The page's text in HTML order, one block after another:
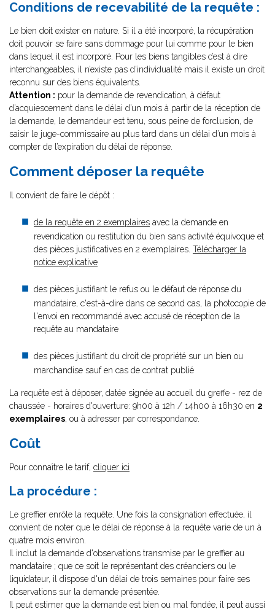
Conditions de recevabilité de la requête :
Le bien doit exister en nature. Si il a été incorporé, la récupération
doit pouvoir se faire sans dommage pour lui comme pour le bien
dans lequel il est incorporé. Pour les biens tangibles c’est à dire
interchangeables, il n’existe pas d’individualité mais il existe un droit
reconnu sur des biens équivalents.
Attention : pour la demande de revendication, à défaut
d’acquiescement dans le délai d’un mois à partir de la réception de
la demande, le demandeur est tenu, sous peine de forclusion, de
saisir le juge-commissaire au plus tard dans un délai d’un mois à
compter de l’expiration du délai de réponse.
Comment déposer la requête
Il convient de faire le dépôt :
de la requête en 2 exemplaires avec la demande en
revendication ou restitution du bien sans activité équivoque et
des pièces justificatives en 2 exemplaires. Télécharger la
notice explicative
des pièces justifiant le refus ou le défaut de réponse du
mandataire, c'est-à-dire dans ce second cas, la photocopie de
l'envoi en recommandé avec accusé de réception de la
requête au mandataire
des pièces justifiant du droit de propriété sur un bien ou
marchandise sauf en cas de contrat publié
La requête est à déposer, datée signée au accueil du greffe - rez de
chaussée - horaires d'ouverture: 9h00 à 12h / 14h00 à 16h30 en 2
exemplaires, ou à adresser par correspondance.
Coût
Pour connaître le tarif, cliquer ici
La procédure :
Le greffier enrôle la requête. Une fois la consignation effectuée, il
convient de noter que le délai de réponse à la requête varie de un à
quatre mois environ.
Il inclut la demande d'observations transmise par le greffier au
mandataire ; que ce soit le représentant des créanciers ou le
liquidateur, il dispose d'un délai de trois semaines pour faire ses
observations sur la demande présentée.
Il peut estimer que la demande est bien ou mal fondée, il peut aussi